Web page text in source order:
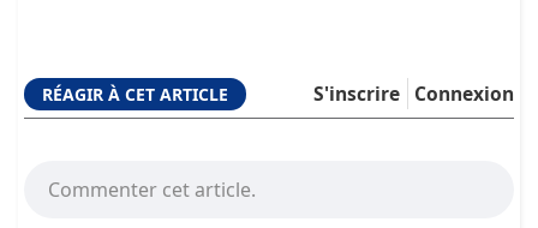
RÉAGIR À CET ARTICLE Connexion
S'inscrire
Commenter cet article.